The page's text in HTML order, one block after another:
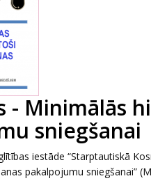
- Minimālās
sniegšanai
iestāde “Starptautiskā
pakalpojumu sniegšanai”